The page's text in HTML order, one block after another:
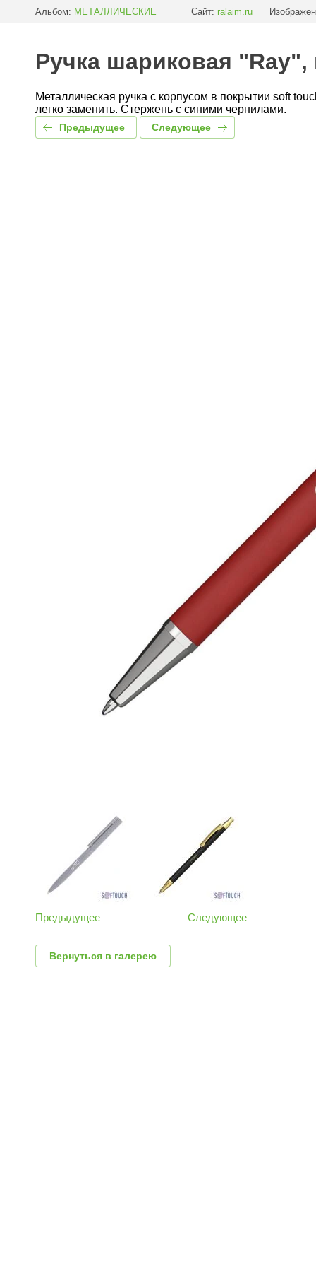
Альбом: МЕТАЛЛИЧЕСКИЕ Сайт: ralaim.ru
Ручка шариковая
Металлическая ручка с корпусом в покрытии soft
легко заменить. Стержень с синими чернилами.
Предыдущее Следующее
Предыдущее Следующее
Вернуться в галерею